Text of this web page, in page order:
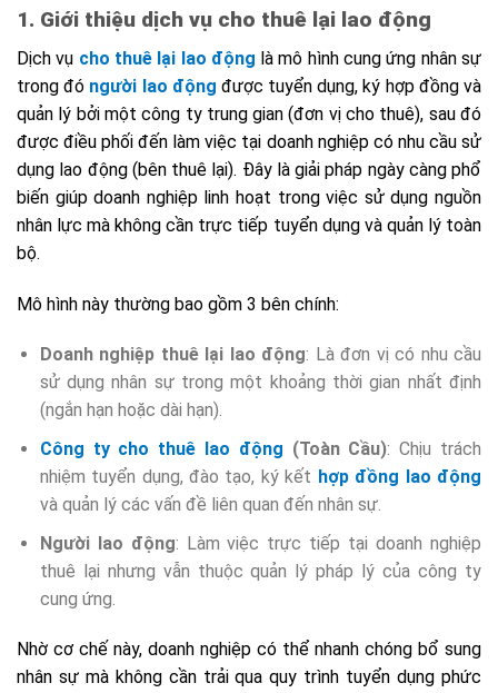
1. Giới thiệu dịch vụ cho thuê lại lao động
Dịch vụ cho thuê lại lao động là mô hình cung ứng nhân sự
trong đó người lao động được tuyển dụng, ký hợp đồng và
quản lý bởi một công ty trung gian (đơn vị cho thuê), sau đó
được điều phối đến làm việc tại doanh nghiệp có nhu cầu sử
dụng lao động (bên thuê lại). Đây là giải pháp ngày càng phổ
biến giúp doanh nghiệp linh hoạt trong việc sử dụng nguồn
nhân lực mà không cần trực tiếp tuyển dụng và quản lý toàn
bộ.
Mô hình này thường bao gồm 3 bên chính:
Doanh nghiệp thuê lại lao động: Là đơn vị có nhu cầu
sử dụng nhân sự trong một khoảng thời gian nhất định
(ngắn hạn hoặc dài hạn).
Công ty cho thuê lao động (Toàn Cầu): Chịu trách
nhiệm tuyển dụng, đào tạo, ký kết hợp đồng lao động
và quản lý các vấn đề liên quan đến nhân sự.
Người lao động: Làm việc trực tiếp tại doanh nghiệp
thuê lại nhưng vẫn thuộc quản lý pháp lý của công ty
cung ứng.
Nhờ cơ chế này, doanh nghiệp có thể nhanh chóng bổ sung
nhân sự mà không cần trải qua quy trình tuyển dụng phức